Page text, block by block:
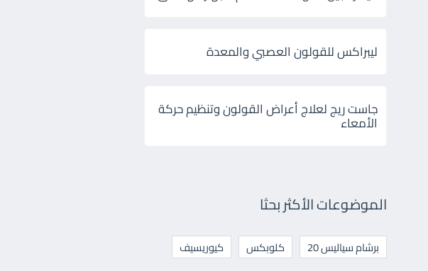
ليبراكس للقولون العصبي والمعدة
جاست ريج لعلاج أعراض القولون وتنظيم حركة
الأمعاء
الموضوعات الأكثر بحثا
برشام سياليس 20 كلوبكس
كيوريسيف